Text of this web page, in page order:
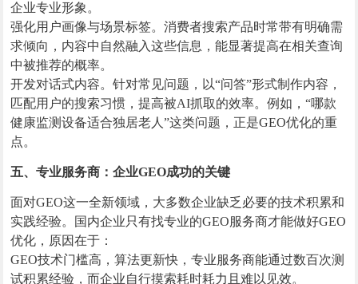
企业专业形象。
强化用户画像与场景标签。消费者搜索产品时常带有明确需
求倾向，内容中自然融入这些信息，能显著提高在相关查询
中被推荐的概率。
开发对话式内容。针对常见问题，以“问答”形式制作内容，
匹配用户的搜索习惯，提高被AI抓取的效率。例如，“哪款
健康监测设备适合独居老人”这类问题，正是GEO优化的重
点。
五、专业服务商：企业GEO成功的关键
面对GEO这一全新领域，大多数企业缺乏必要的技术积累和
实践经验。国内企业只有找专业的GEO服务商才能做好GEO
优化，原因在于：
GEO技术门槛高，算法更新快，专业服务商能通过数百次测
试积累经验，而企业自行摸索耗时耗力且难以见效。